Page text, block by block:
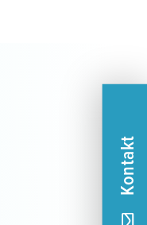
Kontakt